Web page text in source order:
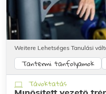
Weitere Lehetséges Tanulási
Távoktatás
Tantermi tanfolyamok